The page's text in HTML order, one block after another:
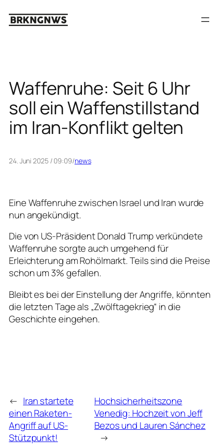
Inhalt
Waffenruhe: Seit 6 Uhr
soll ein Waffenstillstand
im Iran-Konflikt gelten
24. Juni 2025 / 09:09/news
Eine Waffenruhe zwischen Israel und Iran wurde
nun angekündigt.
Die von US-Präsident Donald Trump verkündete
Waffenruhe sorgte auch umgehend für
Erleichterung am Rohölmarkt. Teils sind die Preise
schon um 3% gefallen.
Bleibt es bei der Einstellung der Angriffe, könnten
die letzten Tage als „Zwölftagekrieg“ in die
Geschichte eingehen.
← Iran startete
einen Raketen-
Angriff auf US-
Stützpunkt!
Hochsicherheitszone
Venedig: Hochzeit von Jeff
Bezos und Lauren Sánchez
→